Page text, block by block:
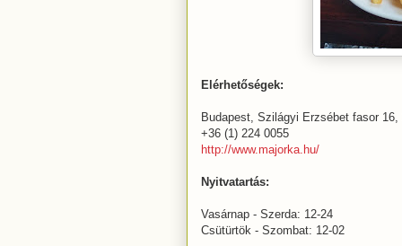
Elérhetőségek:
Budapest, Szilágyi Erzsébet fasor 16,
+36 (1) 224 0055
http://www.majorka.hu/
Nyitvatartás:
Vasárnap - Szerda: 12-24
Csütürtök - Szombat: 12-02